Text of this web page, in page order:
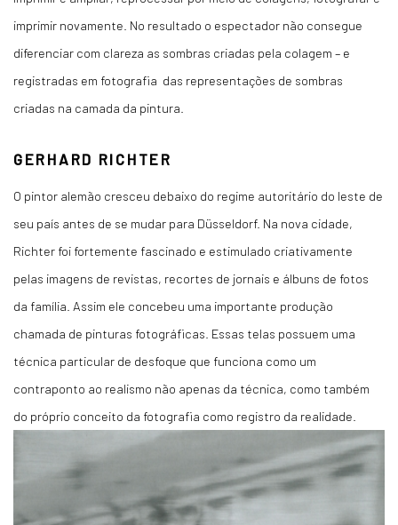
imprimir novamente. No resultado o espectador não consegue
diferenciar com clareza as sombras criadas pela colagem – e
registradas em fotografia das representações de sombras
criadas na camada da pintura.
GERHARD RICHTER
O pintor alemão cresceu debaixo do regime autoritário do leste de
seu país antes de se mudar para Düsseldorf. Na nova cidade,
Richter foi fortemente fascinado e estimulado criativamente
pelas imagens de revistas, recortes de jornais e álbuns de fotos
da família. Assim ele concebeu uma importante produção
chamada de pinturas fotográficas. Essas telas possuem uma
técnica particular de desfoque que funciona como um
contraponto ao realismo não apenas da técnica, como também
do próprio conceito da fotografia como registro da realidade.